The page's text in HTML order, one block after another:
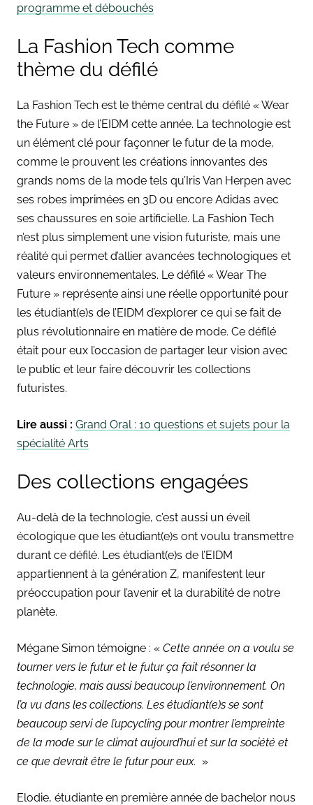
programme et débouchés
La Fashion Tech comme
thème du défilé
La Fashion Tech est le thème central du défilé « Wear
the Future » de l’EIDM cette année. La technologie est
un élément clé pour façonner le futur de la mode,
comme le prouvent les créations innovantes des
grands noms de la mode tels qu’Iris Van Herpen avec
ses robes imprimées en 3D ou encore Adidas avec
ses chaussures en soie artificielle. La Fashion Tech
n’est plus simplement une vision futuriste, mais une
réalité qui permet d’allier avancées technologiques et
valeurs environnementales. Le défilé « Wear The
Future » représente ainsi une réelle opportunité pour
les étudiant(e)s de l’EIDM d’explorer ce qui se fait de
plus révolutionnaire en matière de mode. Ce défilé
était pour eux l’occasion de partager leur vision avec
le public et leur faire découvrir les collections
futuristes.
Lire aussi : Grand Oral : 10 questions et sujets pour la
spécialité Arts
Des collections engagées
Au-delà de la technologie, c’est aussi un éveil
écologique que les étudiant(e)s ont voulu transmettre
durant ce défilé. Les étudiant(e)s de l’EIDM
appartiennent à la génération Z, manifestent leur
préoccupation pour l’avenir et la durabilité de notre
planète.
Mégane Simon témoigne : « Cette année on a voulu se
tourner vers le futur et le futur ça fait résonner la
technologie, mais aussi beaucoup l’environnement. On
l’a vu dans les collections. Les étudiant(e)s se sont
beaucoup servi de l’upcycling pour montrer l’empreinte
de la mode sur le climat aujourd’hui et sur la société et
ce que devrait être le futur pour eux. »
Elodie, étudiante en première année de bachelor nous